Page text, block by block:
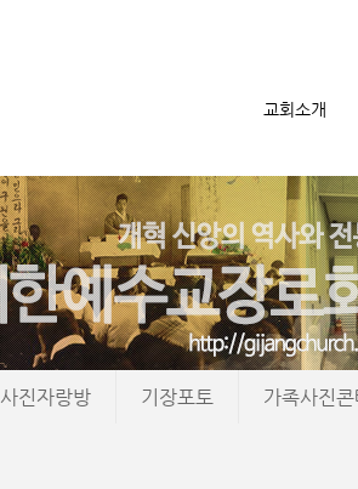
교회소개
메뉴 건너뛰기
사진자랑방 기장포토 가족사진